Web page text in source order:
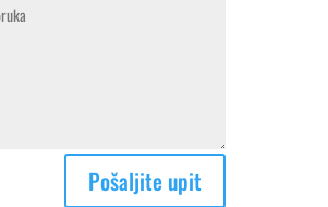
Pošaljite upit